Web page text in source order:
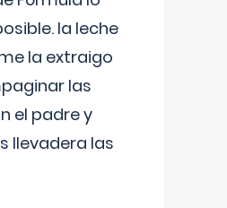
la leche
la extraigo
las
el padre y
llevadera las